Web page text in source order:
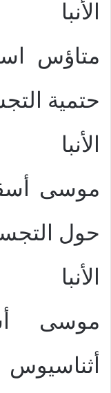
الأنبا
متاؤس
حتمية
الأنبا
موسى
حول
الأنبا
موسى